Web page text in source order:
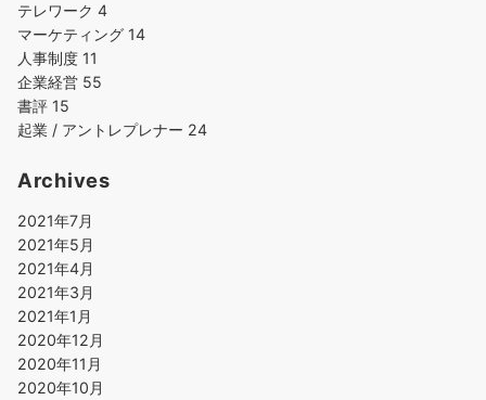
テレワーク 4
マーケティング 14
人事制度 11
企業経営 55
書評 15
起業 / アントレプレナー 24
Archives
2021年7月
2021年5月
2021年4月
2021年3月
2021年1月
2020年12月
2020年11月
2020年10月